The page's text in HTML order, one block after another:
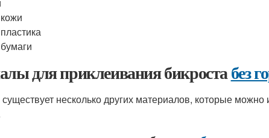
для приклеивания бикростабез
несколько других материалов, которые